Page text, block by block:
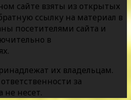
сайте взяты из открытых
ссылку на материал в
посетителями сайта и
в
их владельцам.
за
не несет.